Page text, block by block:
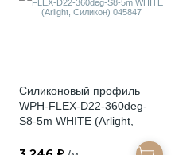
Силиконовый профиль
WPH-FLEX-D22-360deg-
S8-5m WHITE (Arlight,